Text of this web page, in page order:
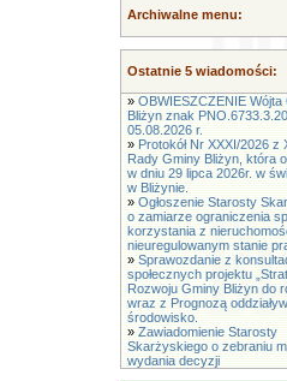
Archiwalne menu:
Ostatnie 5 wiadomości:
» OBWIESZCZENIE Wójta
Bliżyn znak
05.08.2026 r.
» Protokół Nr XXXI/2026 z
Rady Gminy Bliżyn, która
w dniu 29 lipca 2026r. w
w Bliżynie.
» Ogłoszenie Starosty
o zamiarze ograniczenia
korzystania z
nieuregulowanym stanie
» Sprawozdanie z
społecznych projektu
Rozwoju Gminy Bliżyn do
wraz z Prognozą
środowisko.
» Zawiadomienie Starosty
Skarżyskiego o zebraniu
wydania decyzji